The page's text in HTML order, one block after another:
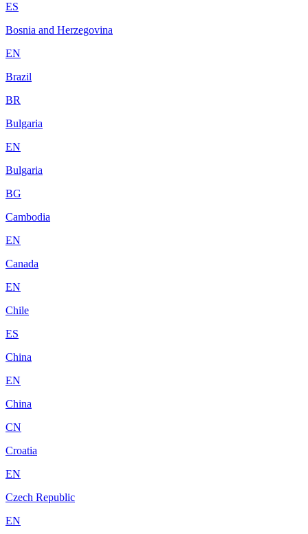
ES
Bosnia and Herzegovina
EN
Brazil
BR
Bulgaria
EN
Bulgaria
BG
Cambodia
EN
Canada
EN
Chile
ES
China
EN
China
CN
Croatia
EN
Czech Republic
EN